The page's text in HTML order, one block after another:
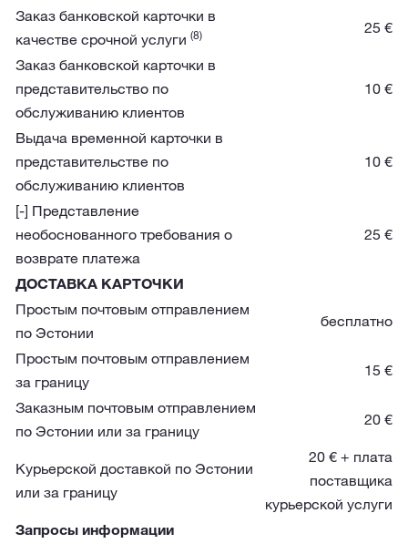
Заказ банковской карточки в
качестве срочной услуги (8) 25 €
Заказ банковской карточки в
представительство по
обслуживанию клиентов
10 €
Выдача временной карточки в
представительстве по
обслуживанию клиентов
10 €
[-] Представление
необоснованного требования о
возврате платежа
25 €
ДОСТАВКА КАРТОЧКИ
Простым почтовым отправлением
по Эстонии
бесплатно
Простым почтовым отправлением
за границу
15 €
Заказным почтовым отправлением
по Эстонии или за границу
20 €
Курьерской доставкой по Эстонии
или за границу
20 € + плата
поставщика
курьерской услуги
Запросы информации